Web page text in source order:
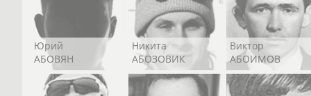
Юрий
АБОВЯН
Никита
АБОЗОВИК
Виктор
АБОИМОВ